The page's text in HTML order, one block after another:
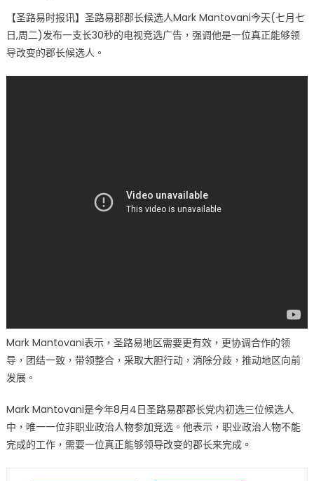
选
人
发
告〉
中
【圣路易时报讯】圣路易郡郡长候选人Mark Mantovani今天(七月七
日,周二)发布一支长30秒的电视竞选广告，强调他是一位真正能够领
导改变的郡长候选人。
Mark Mantovani表示，圣路易地区需要更有效，更协调合作的领
导，团结一致，带领整合，采取大胆行动，消除分歧，推动地区向前
发展。
Mark Mantovani是今年8月4日圣路易郡郡长党内初选三位候选人
中，唯一一位非职业政治人物参加竞选。他表示，职业政治人物不能
完成的工作，需要一位真正能够领导改变的郡长来完成。